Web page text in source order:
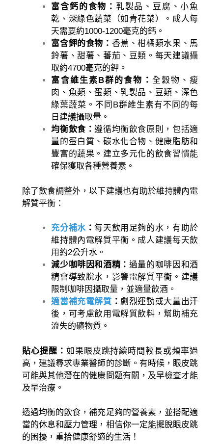
富含鈣的食物： 乳製品、豆腐、小魚
乾、深綠色蔬菜（如青花菜）。成人每
天需要約1000-1200毫克的鈣。
富含鉀的食物： 香蕉、柑橘類水果、馬
鈴薯、甜薯、蕃茄、豆類。每天建議攝
取約4700毫克的鉀。
富含維生素B群的食物： 全穀物、瘦
肉、魚類、蛋類、乳製品、豆類、深色
綠葉蔬菜。不同B群維生素有不同的每
日建議攝取量。
均衡飲食：遵循均衡飲食原則，包括適
量的蛋白質、碳水化合物、健康脂肪和
豐富的蔬果。建立多元化的飲食習慣能
確保獲取各種營養素。
除了飲食調整外，以下建議也有助於維持體內電
解質平衡：
充分補水：每天飲用足夠的水，有助於
維持體內電解質平衡。成人建議每天飲
用約2公升水。
減少咖啡因和酒精： 過量的咖啡因和酒
精會導致脫水，影響電解質平衡。建議
限制咖啡因攝取量，並適量飲酒。
適當補充電解質 ： 劇烈運動或大量出汗
後，可考慮飲用電解質飲料，幫助補充
流失的礦物質。
貼心提醒： 如果眼皮跳持續時間較長或頻率過
高，建議尋求專業醫師的診斷。有時候，眼皮跳
可能與其他潛在的健康問題有關，及早檢查才能
及早治療。
透過均衡的飲食，補充足夠的營養素，並搭配適
當的休息和壓力管理，相信你一定能擺脫眼皮跳
的困擾，重拾健康舒適的生活！